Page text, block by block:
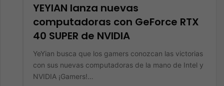
YEYIAN lanza nuevas
computadoras con GeForce RTX
40 SUPER de NVIDIA
YeYian busca que los gamers conozcan las victorias
con sus nuevas computadoras de la mano de Intel y
NVIDIA ¡Gamers!…